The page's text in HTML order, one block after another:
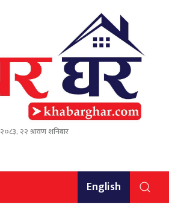
२०८३, २२ श्रावण शनिबार
English